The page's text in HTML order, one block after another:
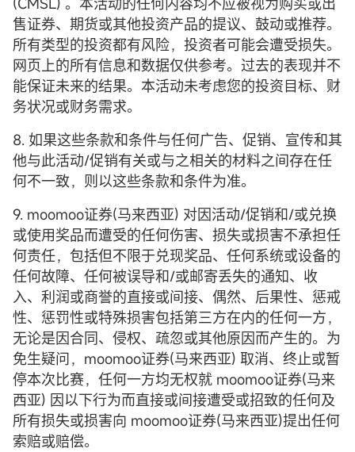
售证券、期货或其他投资产品的提议、鼓动或推荐。
所有类型的投资都有风险，投资者可能会遭受损失。
网页上的所有信息和数据仅供参考。过去的表现并不
能保证未来的结果。本活动未考虑您的投资目标、财
务状况或财务需求。
8. 如果这些条款和条件与任何广告、促销、宣传和其
他与此活动/促销有关或与之相关的材料之间存在任
何不一致，则以这些条款和条件为准。
9. moomoo证券(马来西亚) 对因活动/促销和/或兑换
或使用奖品而遭受的任何伤害、损失或损害不承担任
何责任，包括但不限于兑现奖品、任何系统或设备的
任何故障、任何被误导和/或邮寄丢失的通知、收
入、利润或商誉的直接或间接、偶然、后果性、惩戒
性、惩罚性或特殊损害包括第三方在内的任何一方，
无论是因合同、侵权、疏忽或其他原因而产生的。为
免生疑问，moomoo证券(马来西亚) 取消、终止或暂
停本次比赛，任何一方均无权就 moomoo证券(马来
西亚) 因以下行为而直接或间接遭受或招致的任何及
所有损失或损害向 moomoo证券(马来西亚)提出任何
索赔或赔偿。